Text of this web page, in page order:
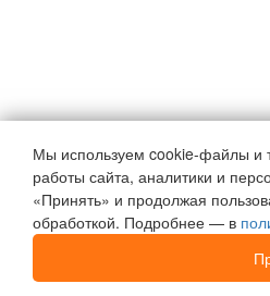
Мы используем cookie-файлы и
работы сайта, аналитики и
«Принять» и продолжая
обработкой. Подробнее — в